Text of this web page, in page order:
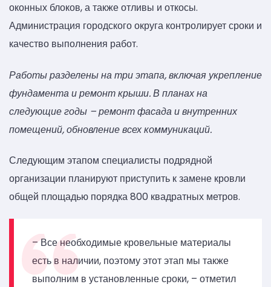
оконных блоков, а также отливы и откосы.
Администрация городского округа контролирует сроки и
качество выполнения работ.
Работы разделены на три этапа, включая укрепление
фундамента и ремонт крыши. В планах на
следующие годы – ремонт фасада и внутренних
помещений, обновление всех коммуникаций.
Следующим этапом специалисты подрядной
организации планируют приступить к замене кровли
общей площадью порядка 800 квадратных метров.
– Все необходимые кровельные материалы
есть в наличии, поэтому этот этап мы также
выполним в установленные сроки, – отметил